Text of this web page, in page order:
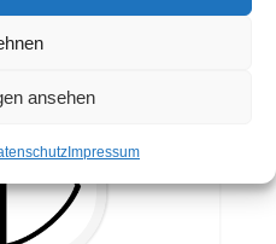
ansehen
Impressum